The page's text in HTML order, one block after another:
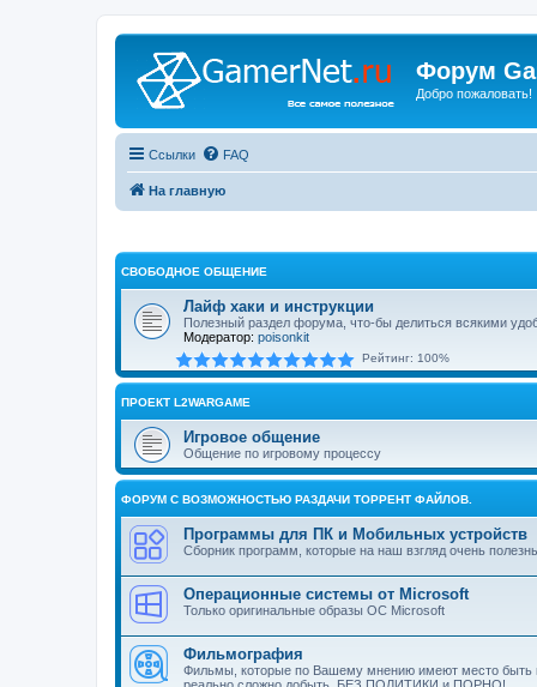
Форум
Добро пожаловать!
Ссылки FAQ
На главную
СВОБОДНОЕ ОБЩЕНИЕ
Лайф хаки и инструкции
Полезный раздел форума, что-бы делиться всякими
Модератор: poisonkit
Рейтинг: 100%
ПРОЕКТ L2WARGAME
Игровое общение
Общение по игровому процессу
ФОРУМ С ВОЗМОЖНОСТЬЮ РАЗДАЧИ ТОРРЕНТ ФАЙЛОВ.
Программы для ПК и Мобильных устройств
Сборник программ, которые на наш взгляд очень
Операционные системы от Microsoft
Только оригинальные образы ОС Microsoft
Фильмография
Фильмы, которые по Вашему мнению имеют место быть